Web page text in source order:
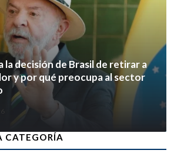
la decisión de Brasil de retirar a
y por qué preocupa al sector
CATEGORÍA